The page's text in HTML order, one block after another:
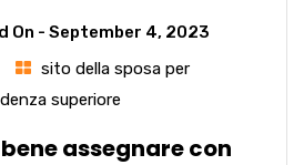
On - September 4, 2023
sito della sposa per
superiore
assegnare con